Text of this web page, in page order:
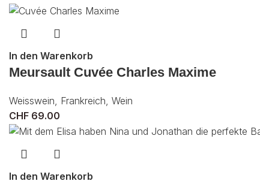
In den Warenkorb
Meursault Cuvée Charles Maxime
Weisswein Frankreich Wein
CHF 69.00
In den Warenkorb